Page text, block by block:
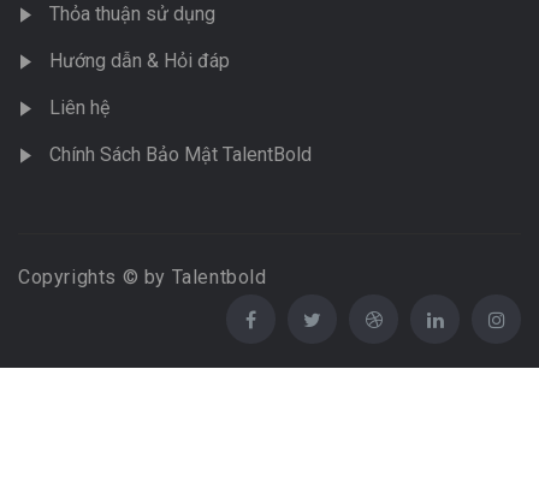
Thỏa thuận sử dụng
Hướng dẫn & Hỏi đáp
Liên hệ
Chính Sách Bảo Mật TalentBold
Copyrights © by Talentbold